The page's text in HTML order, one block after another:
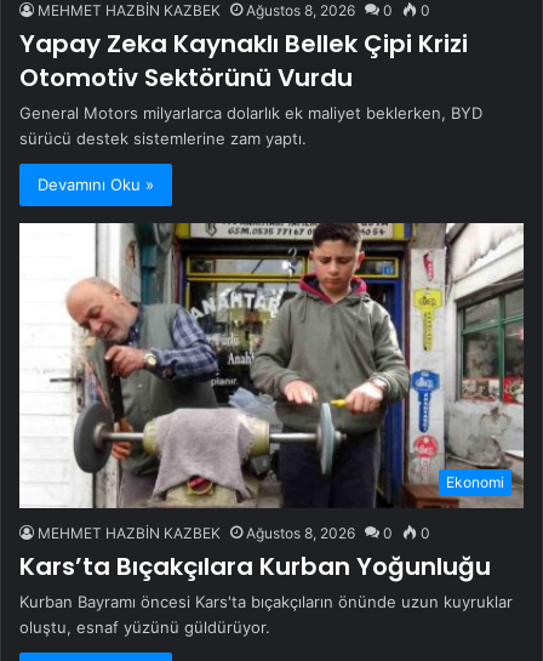
MEHMET HAZBİN KAZBEK Ağustos 8, 2026 0 0
Yapay Zeka Kaynaklı Bellek Çipi Krizi
Otomotiv Sektörünü Vurdu
General Motors milyarlarca dolarlık ek maliyet beklerken, BYD
sürücü destek sistemlerine zam yaptı.
Devamını Oku »
Ekonomi
MEHMET HAZBİN KAZBEK Ağustos 8, 2026 0 0
Kars’ta Bıçakçılara Kurban Yoğunluğu
Kurban Bayramı öncesi Kars'ta bıçakçıların önünde uzun kuyruklar
oluştu, esnaf yüzünü güldürüyor.